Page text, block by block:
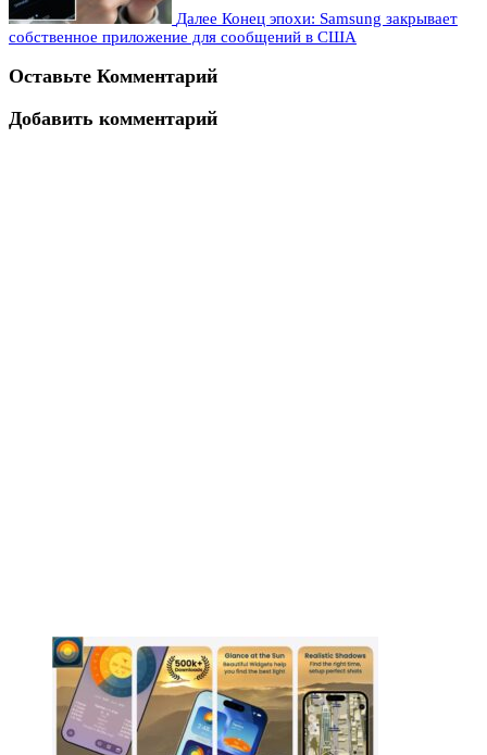
Далее Конец эпохи: Samsung закрывает
собственное приложение для сообщений в США
Оставьте Комментарий
Добавить комментарий